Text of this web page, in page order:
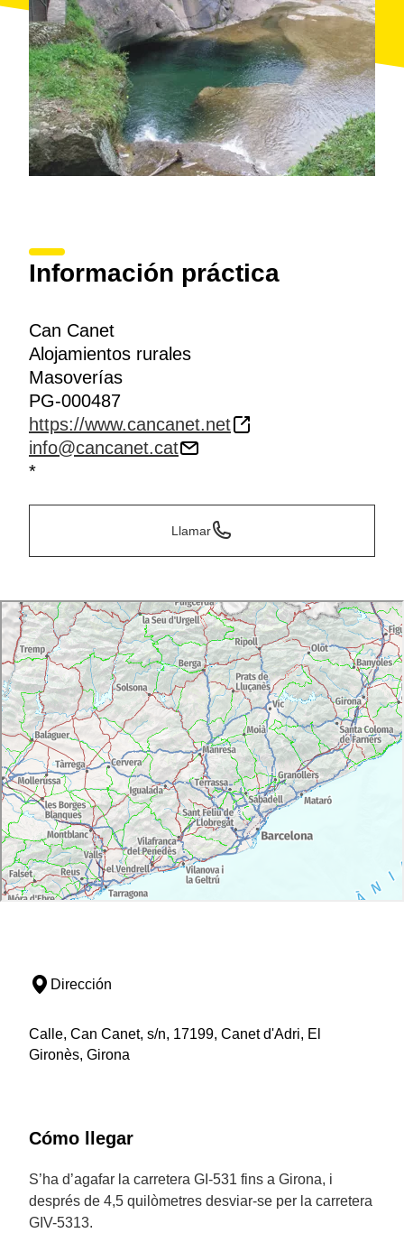
Información práctica
Can Canet
Alojamientos rurales
Masoverías
PG-000487
https://www.cancanet.net
info@cancanet.cat
*
Llamar
Dirección
Calle, Can Canet, s/n, 17199, Canet d'Adri, El
Gironès, Girona
Cómo llegar
S’ha d’agafar la carretera GI-531 fins a Girona, i
després de 4,5 quilòmetres desviar-se per la carretera
GIV-5313.